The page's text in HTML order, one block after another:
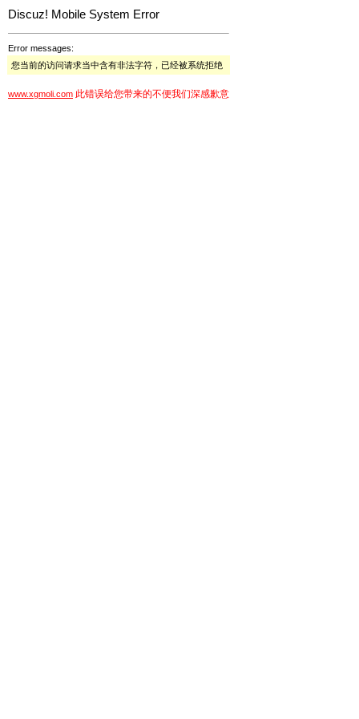
Discuz! Mobile System Error
Error messages:
您当前的访问请求当中含有非法字符，已经被系统拒绝
www.xgmoli.com 此错误给您带来的不便我们深感歉意